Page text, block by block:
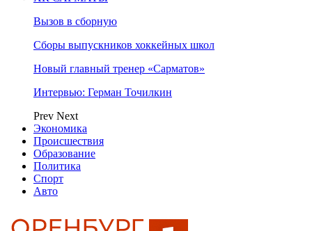
Вызов в сборную
Сборы выпускников хоккейных школ
Новый главный тренер «Сарматов»
Интервью: Герман Точилкин
Prev Next
Экономика
Происшествия
Образование
Политика
Спорт
Авто